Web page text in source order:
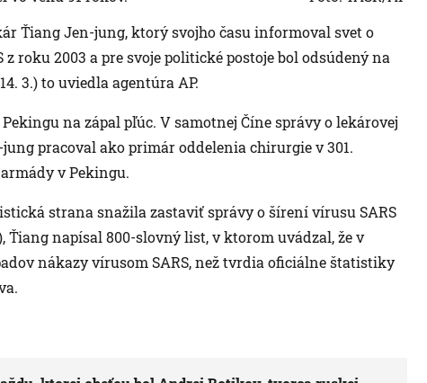
Ťiang Jen-jung, ktorý svojho času informoval svet o
roku 2003 a pre svoje politické postoje bol odsúdený na
3.) to uviedla agentúra AP.
Pekingu na zápal pľúc. V samotnej Číne správy o lekárovej
pracoval ako primár oddelenia chirurgie v 301.
v Pekingu.
strana snažila zastaviť správy o šírení vírusu SARS
napísal 800-slovný list, v ktorom uvádzal, že v
nákazy vírusom SARS, než tvrdia oficiálne štatistiky